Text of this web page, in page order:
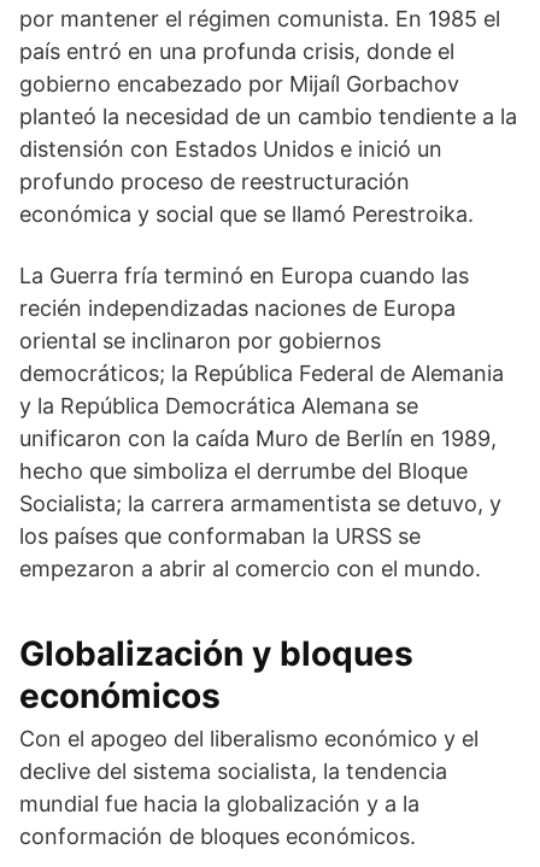
por mantener el régimen comunista. En 1985 el
país entró en una profunda crisis, donde el
gobierno encabezado por Mijaíl Gorbachov
planteó la necesidad de un cambio tendiente a la
distensión con Estados Unidos e inició un
profundo proceso de reestructuración
económica y social que se llamó Perestroika.
La Guerra fría terminó en Europa cuando las
recién independizadas naciones de Europa
oriental se inclinaron por gobiernos
democráticos; la República Federal de Alemania
y la República Democrática Alemana se
unificaron con la caída Muro de Berlín en 1989,
hecho que simboliza el derrumbe del Bloque
Socialista; la carrera armamentista se detuvo, y
los países que conformaban la URSS se
empezaron a abrir al comercio con el mundo.
Globalización y bloques
económicos
Con el apogeo del liberalismo económico y el
declive del sistema socialista, la tendencia
mundial fue hacia la globalización y a la
conformación de bloques económicos.